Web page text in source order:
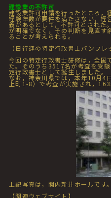
建設業の不許可
建設業許可申請を行ったところ，
経験年数が要件を満たさない，経
義があるとして，不許可とされた
が明確でなく，その判断を見直す
ることが考えられる。
（日行連の特定行政書士パンフレ
今回の特定行政書士研修は，全
た。そのうち3517名が考査を受
定行政書士として誕生しました。
なお，神奈川県では，本年10月4日
上町1-8）で考査が実施され，163
上記写真は，関内新井ホールです。
【関連ウェブサイト】